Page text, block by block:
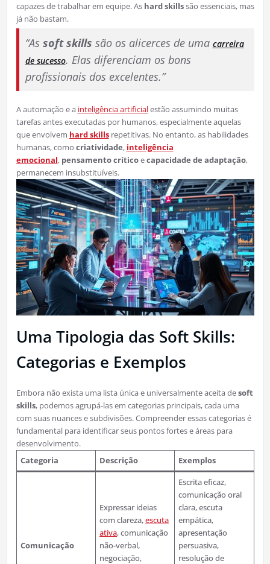
capazes de trabalhar em equipe. As hard skillssão essenciais, mas
já não bastam.
“As soft skills são os alicerces de uma carreira
de sucesso. Elas diferenciam os bons
profissionais dos excelentes.”
A automação e a inteligência artificialestão assumindo muitas
tarefas antes executadas por humanos, especialmente aquelas
que envolvem hard skillsrepetitivas. No entanto, as habilidades
humanas, como criatividade, inteligência
emocional, pensamento críticoecapacidade de adaptação,
permanecem insubstituíveis.
Uma Tipologia das Soft Skills:
Categorias e Exemplos
Embora não exista uma lista única e universalmente aceita desoft
skills, podemos agrupá-las em categorias principais, cada uma
com suas nuances e subdivisões. Compreender essas categorias é
fundamental para identificar seus pontos fortes e áreas para
desenvolvimento.
Categoria
Descrição Exemplos
Comunicação
Expressar ideias
com clareza,escuta
ativa, comunicação
não-verbal,
negociação,
Escrita eficaz,
comunicação oral
clara, escuta
empática,
apresentação
persuasiva,
resolução de